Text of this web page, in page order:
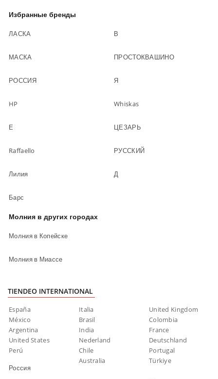
Избранные бренды
ЛАСКА В
МАСКА ПРОСТОКВАШИНО
РОССИЯ Я
HP Whiskas
Е ЦЕЗАРЬ
Raffaello РУССКИЙ
Лилия Д
Барс
Молния в других городах
Молния в Копейске
Молния в Миассе
TIENDEO INTERNATIONAL
España Italia
United Kingdom
México
Brasil
Colombia
Argentina
India
France
United States
Nederland
Deutschland
Perú
Chile
Portugal
Россия
Australia Türkiye